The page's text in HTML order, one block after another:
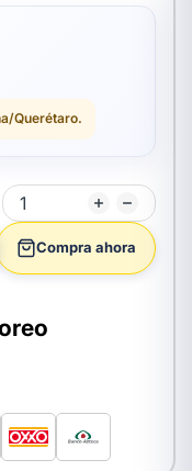
Querétaro.
Compra ahora